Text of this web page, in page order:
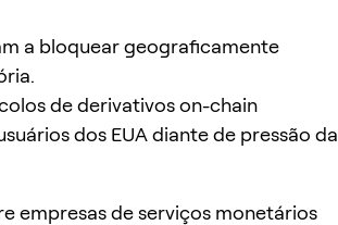
a bloquear geograficamente
de derivativos on-chain
dos EUA diante de pressão da
empresas de serviços monetários